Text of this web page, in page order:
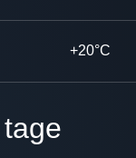
+20°C